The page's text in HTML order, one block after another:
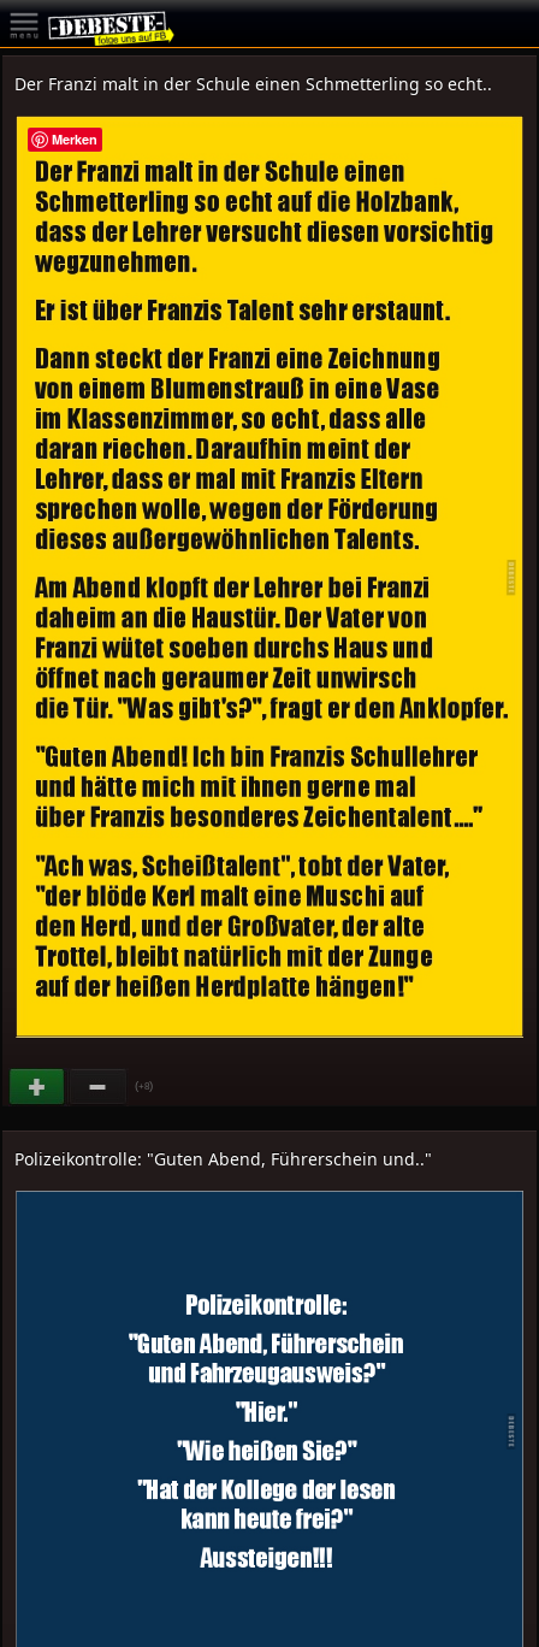
Der Franzi malt in der Schule einen Schmetterling so echt..
(+8)
Polizeikontrolle: "Guten Abend, Führerschein und.."
Merken